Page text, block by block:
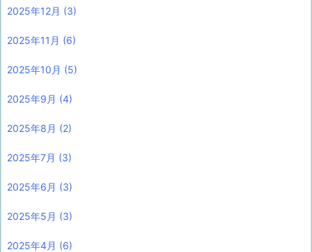
2025年12月 (3)
2025年11月 (6)
2025年10月 (5)
2025年9月 (4)
2025年8月 (2)
2025年7月 (3)
2025年6月 (3)
2025年5月 (3)
2025年4月 (6)